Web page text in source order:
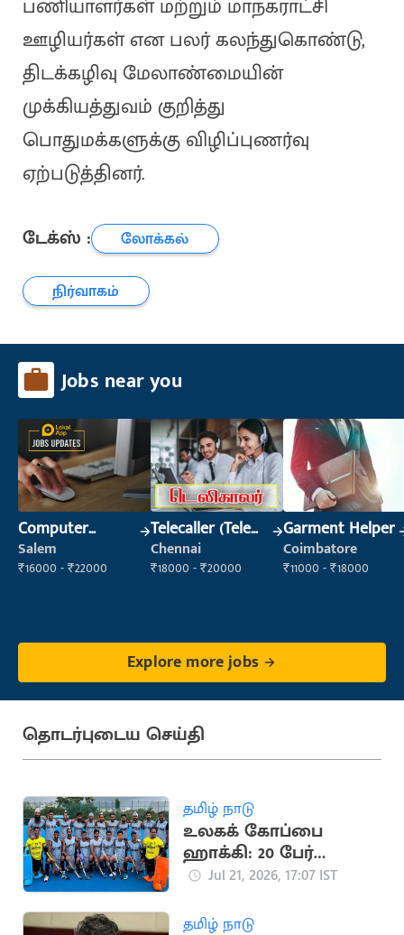
பணியாளர்கள் மற்றும் மாநகராட்சி
ஊழியர்கள் என பலர் கலந்துகொண்டு,
திடக்கழிவு மேலாண்மையின்
முக்கியத்துவம் குறித்து
பொதுமக்களுக்கு விழிப்புணர்வு
ஏற்படுத்தினர்.
டேக்ஸ் :
லோக்கல்
நிர்வாகம்
Jobs near you
Computer
Operator
Salem
₹16000 - ₹22000
Telecaller (Tele
Sales)
Chennai
₹18000 - ₹20000
Garment Helper
Coimbatore
₹11000 - ₹18000
Explore more jobs
தொடர்புடைய செய்தி
தமிழ் நாடு
உலகக் கோப்பை
ஹாக்கி: 20 பேர்
கொண்ட இந்திய
Jul 21, 2026, 17:07 IST
தமிழ் நாடு